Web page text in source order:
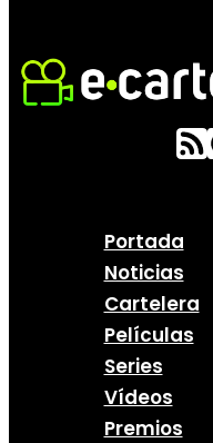
Portada
Noticias
Cartelera
Películas
Series
Vídeos
Premios